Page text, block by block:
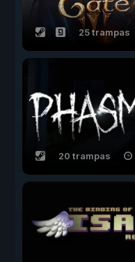
25 trampas
20 trampas